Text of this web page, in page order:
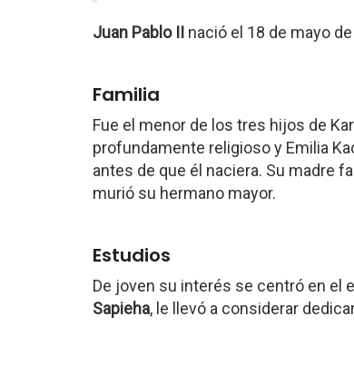
Juan Pablo II nació el 18 de mayo
Familia
Fue el menor de los tres hijos de
profundamente religioso y Emilia
antes de que él naciera. Su madre
murió su hermano mayor.
Estudios
De joven su interés se centró en el
Sapieha, le llevó a considerar